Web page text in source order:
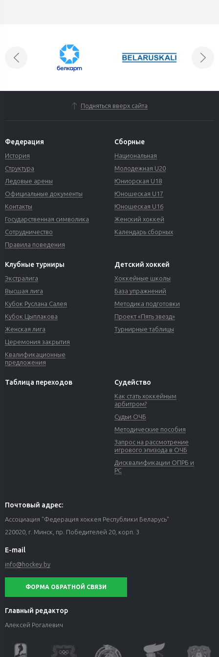
Подняться вверх сайта
Федерация
История
Структура
Ледовые арены
Официальные документы
Контакты
Государственная символика
Сотрудничество
Правила поведения
Сборные
Национальная
Молодежная U20
Юниорская U18
Юношеская U17
Юношеская U16
Женский хоккей
Календарь сборных
Клубные турниры
Экстралига
Высшая лига
Кубок Руслана Салея
Кубок Цыплакова
Женская лига
Церемония закрытия
Квалификационные
предложения
Детский хоккей
Хоккейные школы
База упражнений
Методика подготовки
Проект «Пять звезд»
Турнирные таблицы
Таблица переходов Судейство
Как стать хоккейным
арбитром?
Судьи ОЧБ
Методические пособия
Запрос на рассмотрение
игрового эпизода в ОЧБ
Дисквалификации ОПРБ и
РС
Почтовый адрес:
Ассоциация "Федерация хоккея Республики Беларусь"
220020, г. Минск, пр. Победителей 20, корп. 3
E-mail
info@hockey.by
ФОРМА ОБРАТНОЙ СВЯЗИ
Главный редактор
Алексей Рогалевич